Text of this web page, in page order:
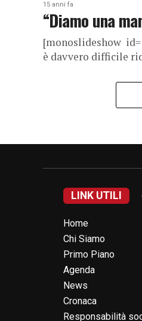
15 anni fa
“Diamo una
[monoslideshow
è davvero difficile
LINK UTILI
Home
Chi Siamo
Primo Piano
Agenda
News
Cronaca
Responsabilità